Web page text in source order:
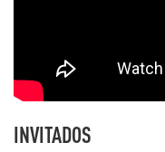
INVITADOS